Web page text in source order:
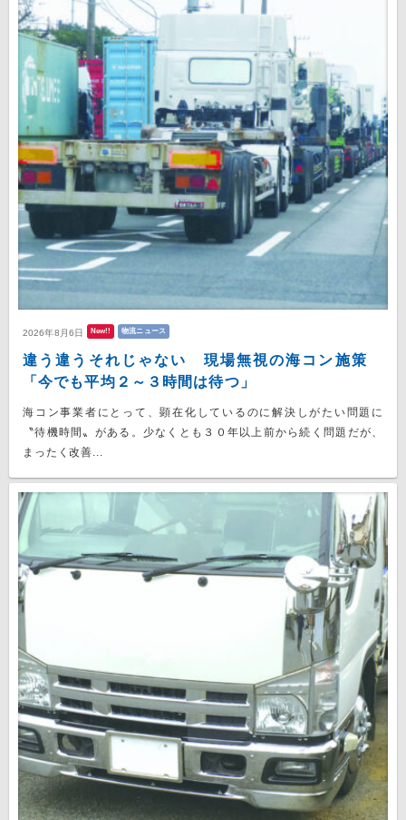
2026年8月6日 New!! 物流ニュース
違う違うそれじゃない 現場無視の海コン施策
「今でも平均２～３時間は待つ」
海コン事業者にとって、顕在化しているのに解決しがたい問題に
〝待機時間〟がある。少なくとも３０年以上前から続く問題だが、
まったく改善...